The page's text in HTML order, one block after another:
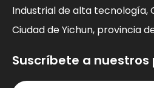
Industrial de alta tecnología,
Ciudad de Yichun, provincia
Suscríbete a